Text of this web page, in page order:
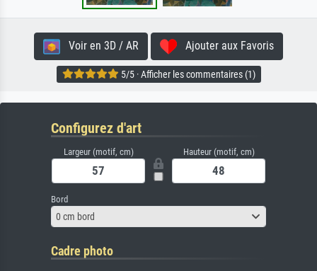
Voir en 3D / AR Ajouter aux Favoris
5/5 · Afficher les commentaires (1)
Configurez d'art
Largeur (motif, cm) Hauteur (motif, cm)
Bord
0 cm bord
Cadre photo